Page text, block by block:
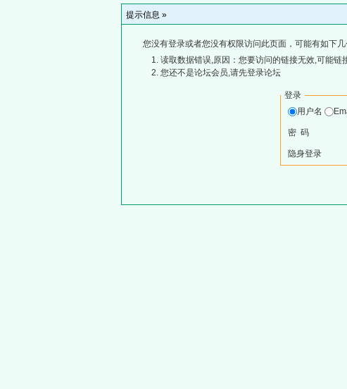
提示信息 »
您没有登录或者您没有权限访问此页面，可能有如下
读取数据错误,原因：您要访问的链接无效,可能链
您还不是论坛会员,请先登录论坛
登录
用户名
密 码
隐身登录